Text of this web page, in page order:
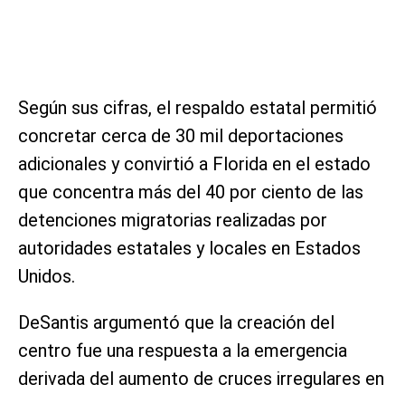
Según sus cifras, el respaldo estatal permitió
concretar cerca de 30 mil deportaciones
adicionales y convirtió a Florida en el estado
que concentra más del 40 por ciento de las
detenciones migratorias realizadas por
autoridades estatales y locales en Estados
Unidos.
DeSantis argumentó que la creación del
centro fue una respuesta a la emergencia
derivada del aumento de cruces irregulares en